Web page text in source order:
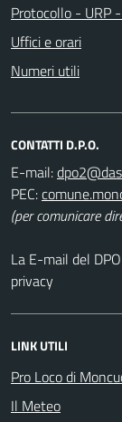
Protocollo - URP
Uffici e orari
Numeri utili
CONTATTI D.P.O.
E-mail:
PEC:
(per comunicare
La E-mail del
privacy
LINK UTILI
Pro Loco di
Il Meteo